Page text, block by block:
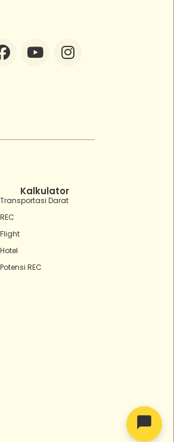
Kalkulator
Transportasi Darat
REC
Flight
Hotel
Potensi REC